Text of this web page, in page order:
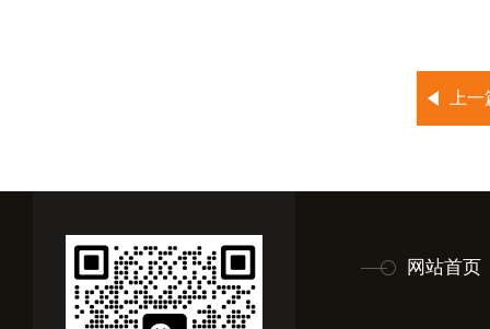
上
网站首页